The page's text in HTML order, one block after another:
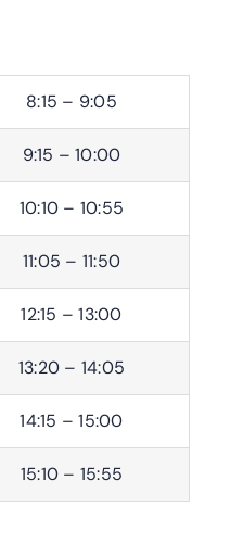
8:15 – 9:05
9:15 – 10:00
10:10 – 10:55
11:05 – 11:50
12:15 – 13:00
13:20 – 14:05
14:15 – 15:00
15:10 – 15:55